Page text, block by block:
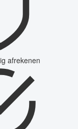
afrekenen